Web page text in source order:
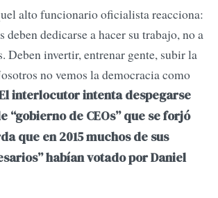
alto funcionario oficialista reacciona:
deben dedicarse a hacer su trabajo, no a
Deben invertir, entrenar gente, subir la
no vemos la democracia como
interlocutor intenta despegarse
“gobierno de CEOs” que se forjó
que en 2015 muchos de sus
habían votado por Daniel